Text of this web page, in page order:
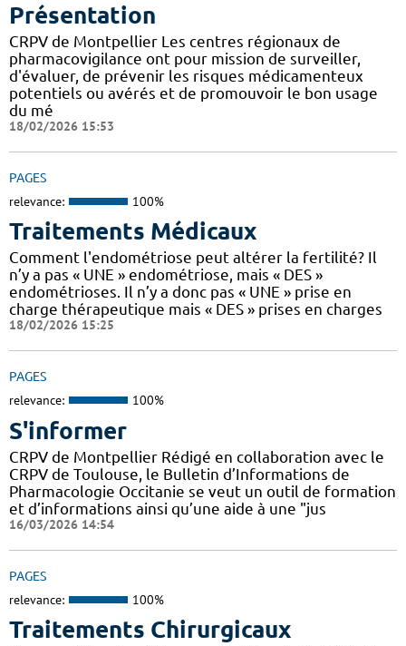
Présentation
CRPV de Montpellier Les centres régionaux de
pharmacovigilance ont pour mission de surveiller,
d'évaluer, de prévenir les risques médicamenteux
potentiels ou avérés et de promouvoir le bon usage
du mé
18/02/2026 15:53
PAGES
relevance: 100%
Traitements Médicaux
Comment l'endométriose peut altérer la fertilité? Il
n’y a pas « UNE » endométriose, mais « DES »
endométrioses. Il n’y a donc pas « UNE » prise en
charge thérapeutique mais « DES » prises en charges
18/02/2026 15:25
PAGES
relevance: 100%
S'informer
CRPV de Montpellier Rédigé en collaboration avec le
CRPV de Toulouse, le Bulletin d’Informations de
Pharmacologie Occitanie se veut un outil de formation
et d’informations ainsi qu’une aide à une "jus
16/03/2026 14:54
PAGES
relevance: 100%
Traitements Chirurgicaux